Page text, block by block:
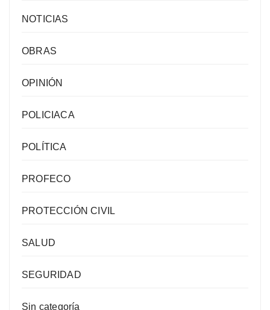
NOTICIAS
OBRAS
OPINIÓN
POLICIACA
POLÍTICA
PROFECO
PROTECCIÓN CIVIL
SALUD
SEGURIDAD
Sin categoría